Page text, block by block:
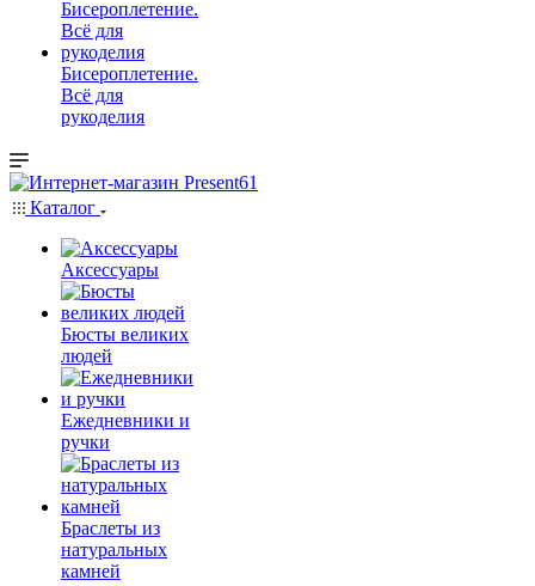
Бисероплетение.
Всё для
рукоделия
Каталог
Аксессуары
Бюсты великих
людей
Ежедневники и
ручки
Браслеты из
натуральных
камней